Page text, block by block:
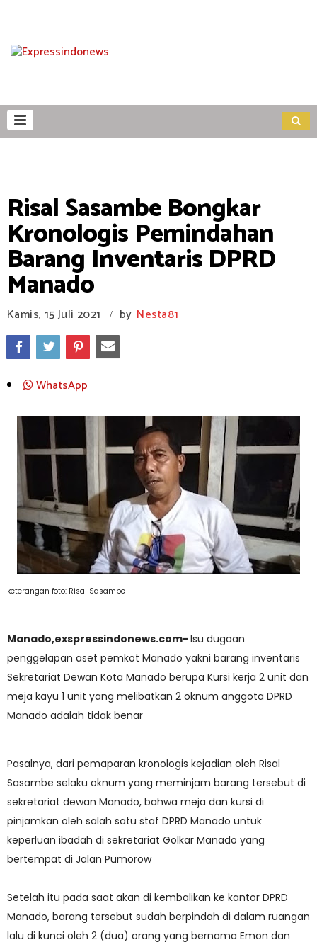
Risal Sasambe Bongkar
Kronologis Pemindahan
Barang Inventaris DPRD
Manado
Kamis, 15 Juli 2021 / by Nesta81
WhatsApp
keterangan foto: Risal Sasambe
Manado,exspressindonews.com- Isu dugaan
penggelapan aset pemkot Manado yakni barang inventaris
Sekretariat Dewan Kota Manado berupa Kursi kerja 2 unit dan
meja kayu 1 unit yang melibatkan 2 oknum anggota DPRD
Manado adalah tidak benar
Pasalnya, dari pemaparan kronologis kejadian oleh Risal
Sasambe selaku oknum yang meminjam barang tersebut di
sekretariat dewan Manado, bahwa meja dan kursi di
pinjamkan oleh salah satu staf DPRD Manado untuk
keperluan ibadah di sekretariat Golkar Manado yang
bertempat di Jalan Pumorow
Setelah itu pada saat akan di kembalikan ke kantor DPRD
Manado, barang tersebut sudah berpindah di dalam ruangan
lalu di kunci oleh 2 (dua) orang yang bernama Emon dan